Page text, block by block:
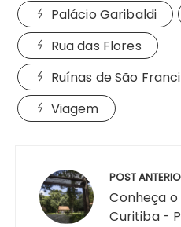
Palácio Garibaldi
Rua das Flores
Ruínas de São
Viagem
Post
POST
Conheça o
Curitiba -